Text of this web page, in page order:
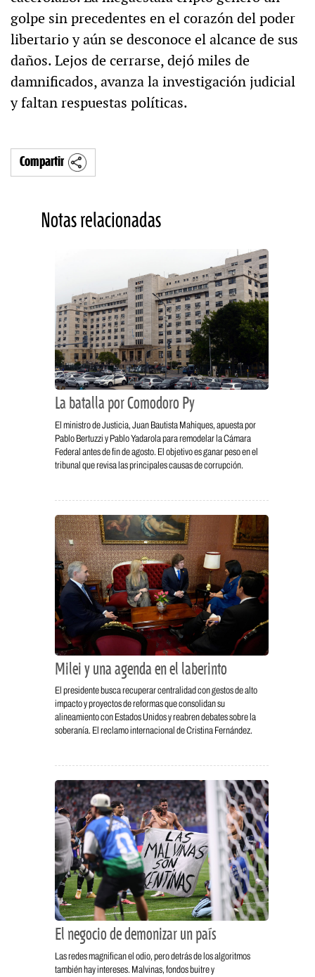
golpe sin precedentes en el corazón del poder
libertario y aún se desconoce el alcance de sus
daños. Lejos de cerrarse, dejó miles de
damnificados, avanza la investigación judicial
y faltan respuestas políticas.
Compartir
Notas relacionadas
La batalla por Comodoro Py
El ministro de Justicia, Juan Bautista Mahiques, apuesta por
Pablo Bertuzzi y Pablo Yadarola para remodelar la Cámara
Federal antes de fin de agosto. El objetivo es ganar peso en el
tribunal que revisa las principales causas de corrupción.
Milei y una agenda en el laberinto
El presidente busca recuperar centralidad con gestos de alto
impacto y proyectos de reformas que consolidan su
alineamiento con Estados Unidos y reabren debates sobre la
soberanía. El reclamo internacional de Cristina Fernández.
El negocio de demonizar un país
Las redes magnifican el odio, pero detrás de los algoritmos
también hay intereses. Malvinas, fondos buitre y